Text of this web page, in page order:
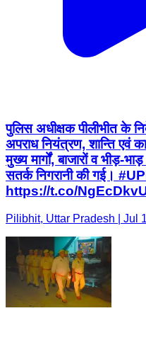
पुलिस अधीक्षक पीलीभीत के
अपराध नियंत्रण, शान्ति एवं
मुख्य मार्गों, बाजारों व भीड़-
सतर्क निगरानी की गई।
https://t.co/
Pilibhit, Uttar Pradesh | Jul